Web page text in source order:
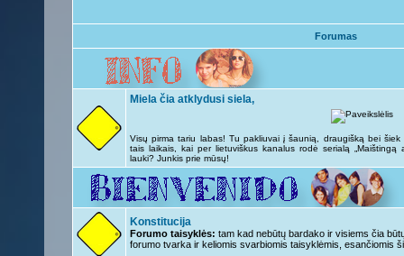
Forumas
Miela čia atklydusi siela,
Visų pirma tariu labas! Tu pakliuvai į šaunią, draugišką bei
tais laikais, kai per lietuviškus kanalus rodė serialą „Maištingą
lauki? Junkis prie mūsų!
Konstitucija
Forumo taisyklės: tam kad nebūtų bardako ir visiems čia
forumo tvarka ir keliomis svarbiomis taisyklėmis, esančiomis